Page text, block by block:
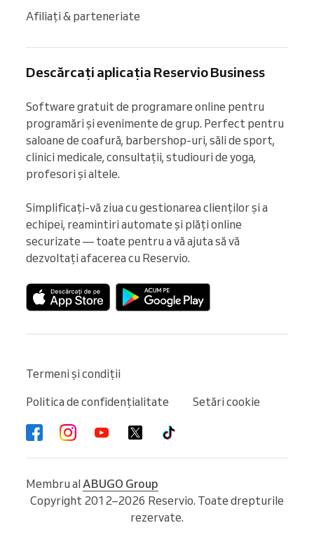
Afiliați & parteneriate
Descărcați aplicația Reservio Business
Software gratuit de programare online pentru
programări și evenimente de grup. Perfect pentru
saloane de coafură, barbershop-uri, săli de sport,
clinici medicale, consultații, studiouri de yoga,
profesori și altele.
Simplificați-vă ziua cu gestionarea clienților și a
echipei, reamintiri automate și plăți online
securizate — toate pentru a vă ajuta să vă
dezvoltați afacerea cu Reservio.
Termeni și condiții
Politica de confidențialitate
Setări cookie
Membru al ABUGO Group
Copyright 2012–2026 Reservio. Toate drepturile
rezervate.